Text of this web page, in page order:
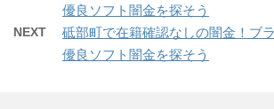
優良ソフト闇金を探そう
NEXT
砥部町で在籍確認なしの闇金！ブ
優良ソフト闇金を探そう